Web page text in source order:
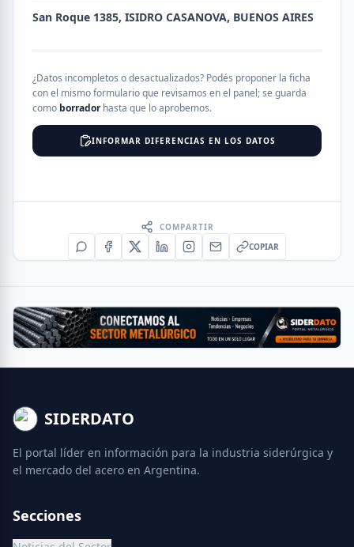
San Roque 1385, ISIDRO CASANOVA, BUENOS AIRES
¿Datos incompletos o desactualizados? Podés proponer la ficha
con el mismo formulario que revisamos en el panel; se guarda
como borradorhasta que lo aprobemos.
INFORMAR DIFERENCIAS EN LOS DATOS
COMPARTIR
COPIAR
SIDERDATO
El portal líder en información para la industria siderúrgica y
el mercado del acero en Argentina.
Secciones